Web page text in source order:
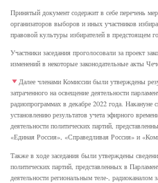
Принятый документ содержит в себе перечень
организаторов выборов и иных участников
правовой культуры избирателей в предстоящем
Участники заседания проголосовали за проект
изменений в некоторые законодательные акты
Далее членами Комиссии были утверждены
затраченного на освещение деятельности
радиопрограммах в декабре 2022 года.
установлению результатов учета эфирного
деятельности политических партий,
«Единая Россия», «Справедливая Россия» и
Также в ходе заседания были утверждены
политических партий, представленных в
деятельности региональным теле-, радиоканалом